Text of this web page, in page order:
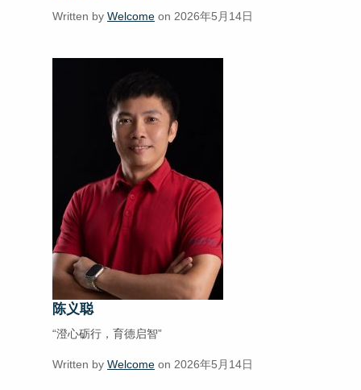
Written by Welcome on 2026年5月14日
陈义聪
“澄心砺行，育德启智”
Written by Welcome on 2026年5月14日